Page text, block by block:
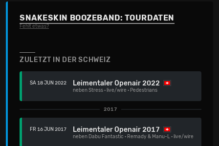
SNAKESKIN BOOZEBAND: TOURDATEN
Fehlt etwas?
ZULETZT IN DER SCHWEIZ
SA 18 JUN 2022 Leimentaler Openair 2022
nebenStress· live/wire · Pedestrians
2017
FR 16 JUN 2017 Leimentaler Openair 2017
neben Dabu Fantastic · Remady & Manu-L· live/wire